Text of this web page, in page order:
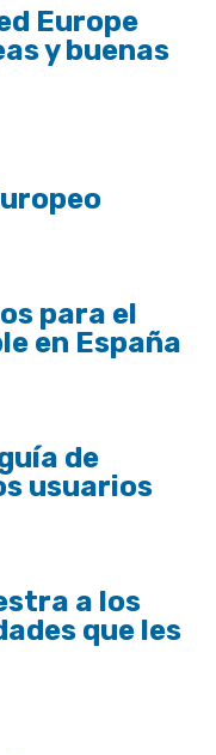
Europe
y buenas
para el
en España
de
usuarios
a los
que les